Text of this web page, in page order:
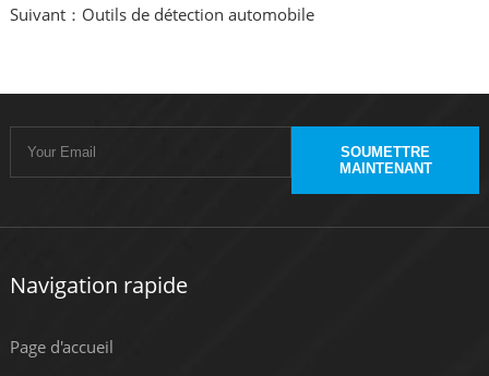
Suivant：Outils de détection automobile
SOUMETTRE
MAINTENANT
Navigation rapide
Page d'accueil